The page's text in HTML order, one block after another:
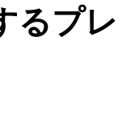
るプレ